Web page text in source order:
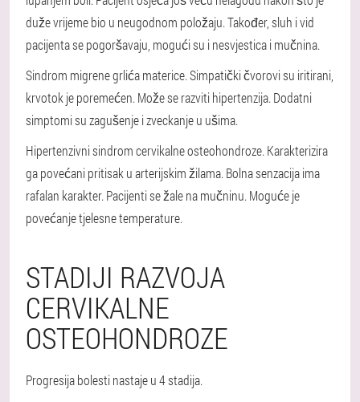
duže vrijeme bio u neugodnom položaju. Također, sluh i vid
pacijenta se pogoršavaju, mogući su i nesvjestica i mučnina.
Sindrom migrene grlića materice. Simpatički čvorovi su iritirani,
krvotok je poremećen. Može se razviti hipertenzija. Dodatni
simptomi su zagušenje i zveckanje u ušima.
Hipertenzivni sindrom cervikalne osteohondroze. Karakterizira
ga povećani pritisak u arterijskim žilama. Bolna senzacija ima
rafalan karakter. Pacijenti se žale na mučninu. Moguće je
povećanje tjelesne temperature.
STADIJI RAZVOJA
CERVIKALNE
OSTEOHONDROZE
Progresija bolesti nastaje u 4 stadija.